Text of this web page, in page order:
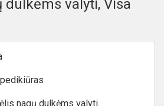
dulkėms valyti, Visa
nagų dulkėms valyti